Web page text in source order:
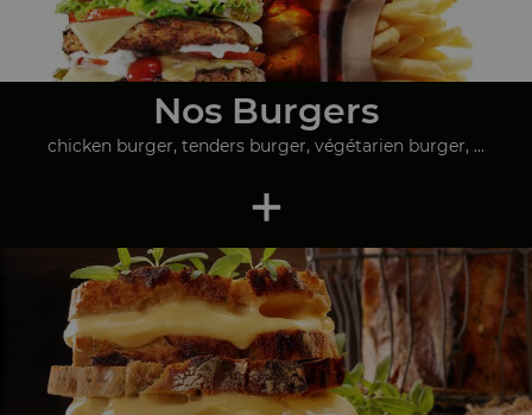
Nos Burgers
chicken burger, tenders burger, végétarien burger, ...
+